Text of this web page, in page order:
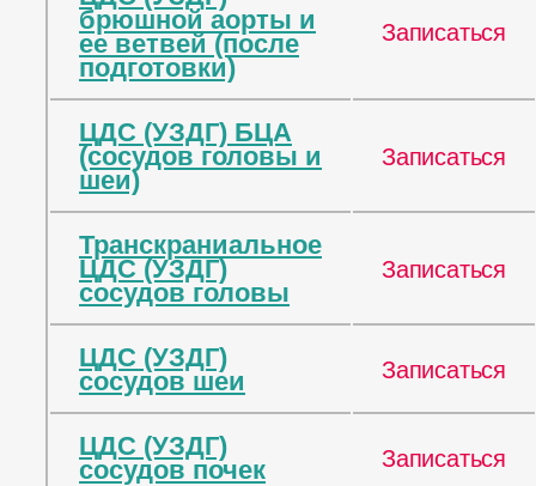
брюшной аорты и
ее ветвей (после
подготовки)
Записаться
ЦДС (УЗДГ) БЦА
(сосудов головы и
шеи)
Записаться
Транскраниальное
ЦДС (УЗДГ)
сосудов головы
Записаться
ЦДС (УЗДГ)
сосудов шеи
Записаться
ЦДС (УЗДГ)
сосудов почек
Записаться